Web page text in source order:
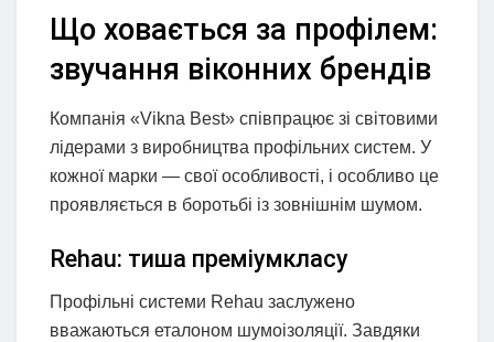
Що ховається за профілем:
звучання віконних брендів
Компанія «Vikna Best» співпрацює зі світовими
лідерами з виробництва профільних систем. У
кожної марки — свої особливості, і особливо це
проявляється в боротьбі із зовнішнім шумом.
Rehau: тиша преміумкласу
Профільні системи Rehau заслужено
вважаються еталоном шумоізоляції. Завдяки